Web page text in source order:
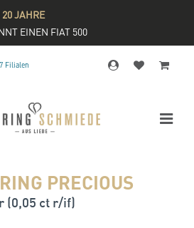
JAHRE
EINEN FIAT 500
Filialen
PRECIOUS
(0,05 ct r/if)